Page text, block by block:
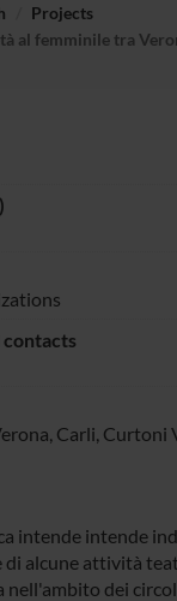
Projects
al femminile tra
contacts
Carli, Curtoni
intende intende
di alcune attività
nell'ambito dei